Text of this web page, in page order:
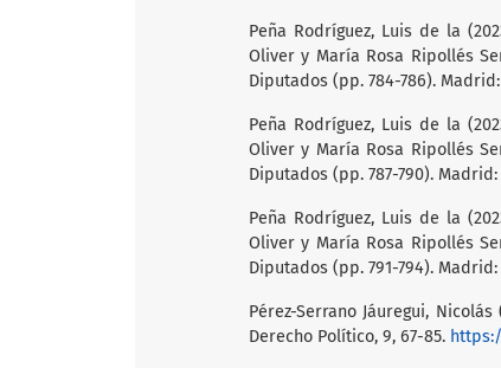
Peña Rodríguez, Luis de la
Oliver y María Rosa Ripollés
Diputados (pp. 784-786).
Peña Rodríguez, Luis de la
Oliver y María Rosa Ripollés
Diputados (pp. 787-790).
Peña Rodríguez, Luis de la
Oliver y María Rosa Ripollés
Diputados (pp. 791-794).
Pérez-Serrano Jáuregui,
Derecho Político, 9, 67-85.